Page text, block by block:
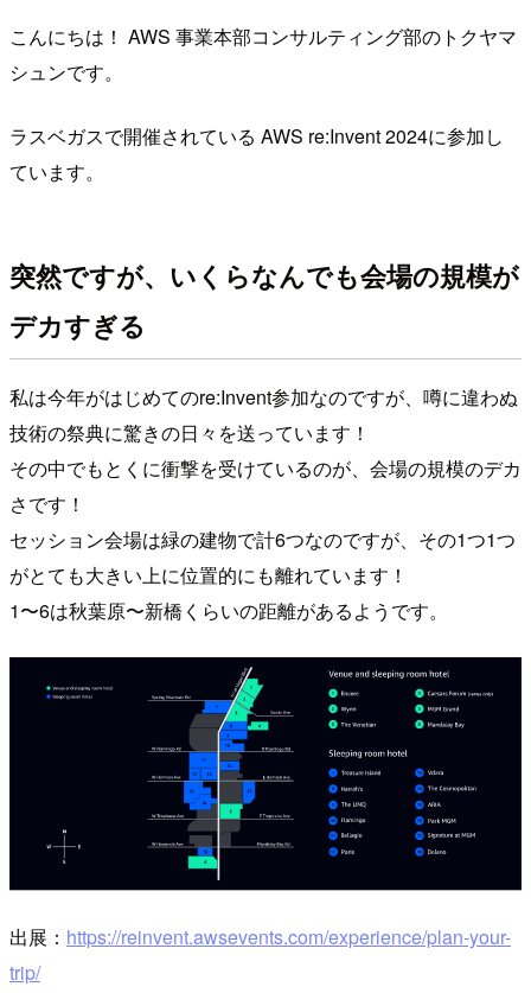
こんにちは！ AWS 事業本部コンサルティング部のトクヤマ
シュンです。
ラスベガスで開催されている AWS re:Invent 2024に参加し
ています。
突然ですが、いくらなんでも会場の規模が
デカすぎる
私は今年がはじめてのre:Invent参加なのですが、噂に違わぬ
技術の祭典に驚きの日々を送っています！
その中でもとくに衝撃を受けているのが、会場の規模のデカ
さです！
セッション会場は緑の建物で計6つなのですが、その1つ1つ
がとても大きい上に位置的にも離れています！
1〜6は秋葉原〜新橋くらいの距離があるようです。
出展： https://reinvent.awsevents.com/experience/plan-your-
trip/